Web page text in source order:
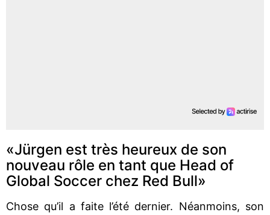
«Jürgen est très heureux de son
nouveau rôle en tant que Head of
Global Soccer chez Red Bull»
Chose qu’il a faite l’été dernier. Néanmoins, son